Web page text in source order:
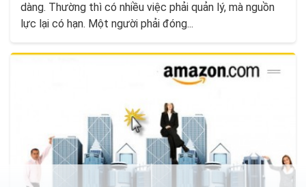
dàng. Thường thì có nhiều việc phải quản lý, mà nguồn
lực lại có hạn. Một người phải đóng...